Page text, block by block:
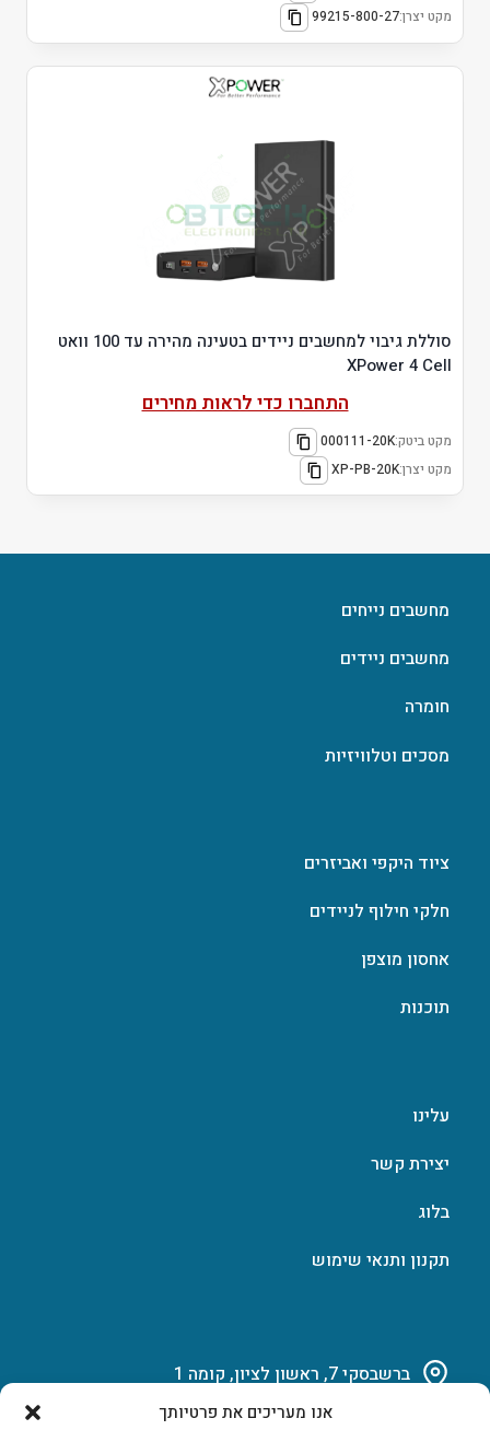
אנו מעריכים את פרטיותך
מקט יצרן:99215-800-27
סוללת גיבוי למחשבים ניידים בטעינה מהירה עד 100 וואט
XPower 4 Cell
התחברו כדי לראות מחירים
מקט ביטק:000111-20K
מקט יצרן:XP-PB-20K
מחשבים נייחים
מחשבים ניידים
חומרה
מסכים וטלוויזיות
ציוד היקפי ואביזרים
חלקי חילוף לניידים
אחסון מוצפן
תוכנות
עלינו
יצירת קשר
בלוג
תקנון ותנאי שימוש
ברשבסקי 7, ראשון לציון, קומה 1